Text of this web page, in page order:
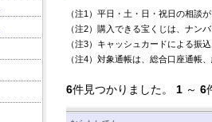
（注1）平日・土・日・祝日の相談
（注2）購入できる宝くじは、ナン
（注3）キャッシュカードによる振
（注4）対象通帳は、総合口座通帳
6件見つかりました。 1～ 6